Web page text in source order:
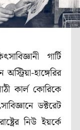
গার্টি
হাঙ্গেরির
কার্ল কোরিকে
ডক্টরেট
নিউ ইয়র্কে